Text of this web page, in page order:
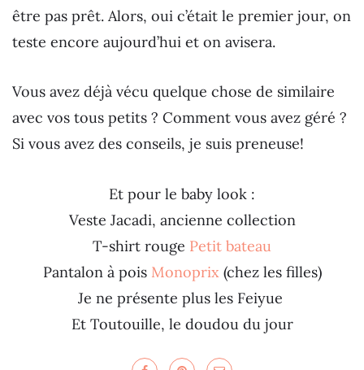
être pas prêt. Alors, oui c’était le premier jour, on
teste encore aujourd’hui et on avisera.
Vous avez déjà vécu quelque chose de similaire
avec vos tous petits ? Comment vous avez géré ?
Si vous avez des conseils, je suis preneuse!
Et pour le baby look :
Veste Jacadi, ancienne collection
T-shirt rouge Petit bateau
Pantalon à pois Monoprix(chez les filles)
Je ne présente plus les Feiyue
Et Toutouille, le doudou du jour